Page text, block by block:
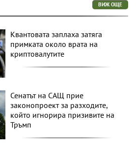
ВИЖ ОЩЕ
Квантовата заплаха затяга
примката около врата на
криптовалутите
Сенатът на САЩ прие
законопроект за разходите,
който игнорира призивите на
Тръмп